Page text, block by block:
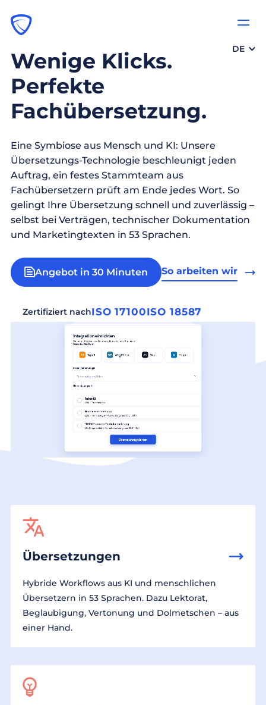
DE
Wenige Klicks.
Perfekte
Fachübersetzung.
Eine Symbiose aus Mensch und KI: Unsere
Übersetzungs-Technologie beschleunigt jeden
Auftrag, ein festes Stammteam aus
Fachübersetzern prüft am Ende jedes Wort. So
gelingt Ihre Übersetzung schnell und zuverlässig –
selbst bei Verträgen, technischer Dokumentation
und Marketingtexten in 53 Sprachen.
Angebot in 30 Minuten So arbeiten wir
Zertifiziert nachISO 17100ISO 18587
Übersetzungen
Hybride Workflows aus KI und menschlichen
Übersetzern in 53 Sprachen. Dazu Lektorat,
Beglaubigung, Vertonung und Dolmetschen – aus
einer Hand.